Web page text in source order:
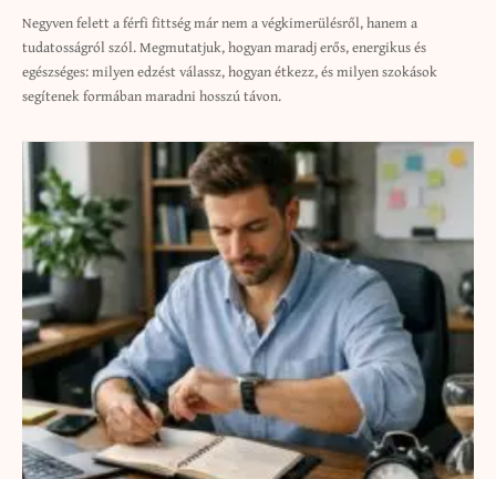
Negyven felett a férfi fittség már nem a végkimerülésről, hanem a
tudatosságról szól. Megmutatjuk, hogyan maradj erős, energikus és
egészséges: milyen edzést válassz, hogyan étkezz, és milyen szokások
segítenek formában maradni hosszú távon.